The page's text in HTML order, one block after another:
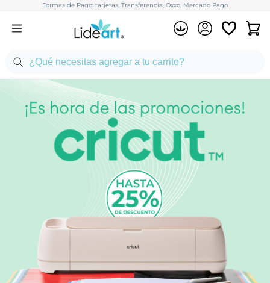
Formas de Pago: tarjetas, Transferencia, Oxxo, Mercado Pago